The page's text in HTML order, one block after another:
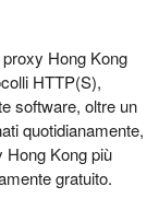
Hong Kong
HTTP(S),
software, oltre un
quotidianamente,
Hong Kong più
gratuito.